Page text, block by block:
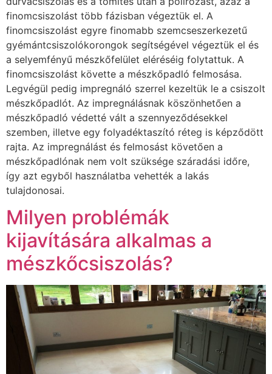
finomcsiszolást több fázisban végeztük el. A
finomcsiszolást egyre finomabb szemcseszerkezetű
gyémántcsiszolókorongok segítségével végeztük el és
a selyemfényű mészkőfelület eléréséig folytattuk. A
finomcsiszolást követte a mészkőpadló felmosása.
Legvégül pedig impregnáló szerrel kezeltük le a csiszolt
mészkőpadlót. Az impregnálásnak köszönhetően a
mészkőpadló védetté vált a szennyeződésekkel
szemben, illetve egy folyadéktaszító réteg is képződött
rajta. Az impregnálást és felmosást követően a
mészkőpadlónak nem volt szüksége száradási időre,
így azt egyből használatba vehették a lakás
tulajdonosai.
Milyen problémák
kijavítására alkalmas a
mészkőcsiszolás?